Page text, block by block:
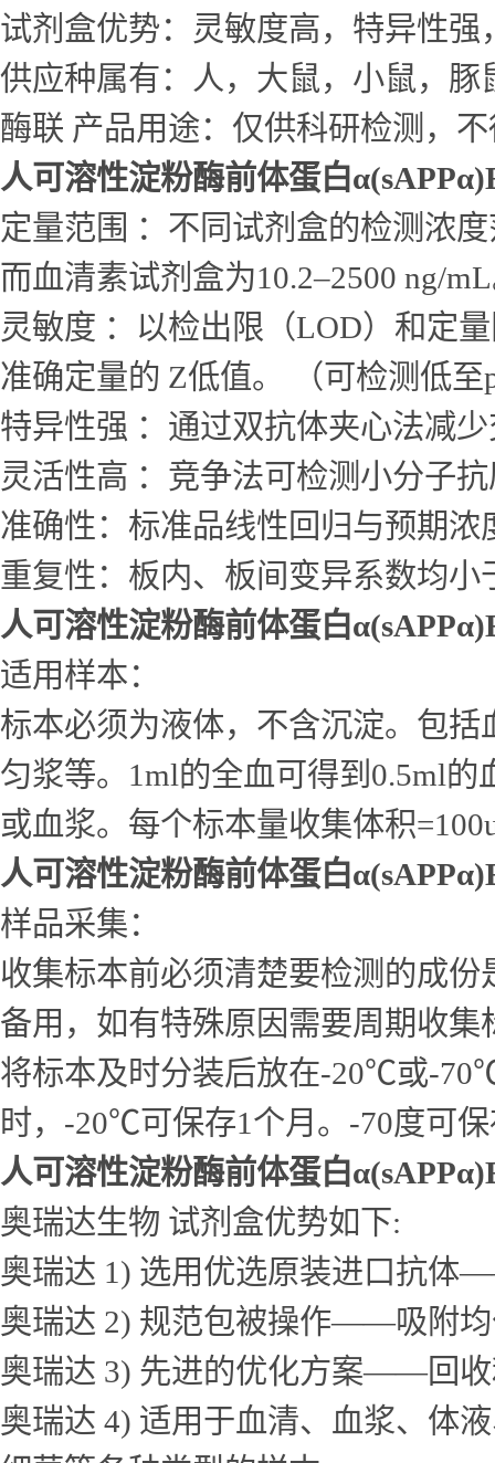
试剂盒优势：灵敏度高，特异性
供应种属有：人，大鼠，小鼠，
酶联 产品用途：仅供科研检测，
人可溶性淀粉酶前体蛋白
定量范围 ：不同试剂盒的检测浓
而血清素试剂盒为10.2–2500 ng/
灵敏度 ：以检出限（LOD）和定
准确定量的 Z低值。 （可检测低
特异性强 ：通过双抗体夹心法减
灵活性高 ：竞争法可检测小分子
准确性：标准品线性回归与预期浓
重复性：板内、板间变异系数均小
人可溶性淀粉酶前体蛋白
适用样本：
标本必须为液体，不含沉淀。包
匀浆等。1ml的全血可得到0.5ml的
或血浆。每个标本量收集体积
人可溶性淀粉酶前体蛋白
样品采集：
收集标本前必须清楚要检测的成
备用，如有特殊原因需要周期收集
将标本及时分装后放在-20℃或-
时，-20℃可保存1个月。-70度可
人可溶性淀粉酶前体蛋白
奥瑞达生物 试剂盒优势如下:
奥瑞达 1) 选用优选原装进口抗
奥瑞达 2) 规范包被操作——吸附
奥瑞达 3) 先进的优化方案——回
奥瑞达 4) 适用于血清、血浆、体